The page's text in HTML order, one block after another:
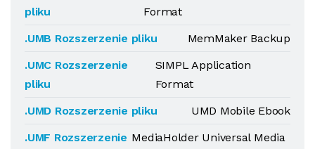
pliku
Format
.UMB Rozszerzenie pliku
MemMaker Backup
.UMC Rozszerzenie
pliku
SIMPL Application
Format
.UMD Rozszerzenie pliku
UMD Mobile Ebook
.UMF Rozszerzenie MediaHolder Universal Media